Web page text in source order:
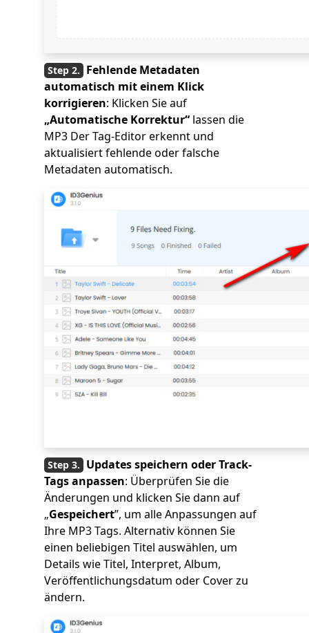
Fehlende Metadaten
automatisch mit einem Klick
korrigieren: Klicken Sie auf
„Automatische Korrektur“ lassen die
MP3 Der Tag-Editor erkennt und
aktualisiert fehlende oder falsche
Metadaten automatisch.
Updates speichern oder Track-
Tags anpassen: Überprüfen Sie die
Änderungen und klicken Sie dann auf
„Gespeichert”, um alle Anpassungen auf
Ihre MP3 Tags. Alternativ können Sie
einen beliebigen Titel auswählen, um
Details wie Titel, Interpret, Album,
Veröffentlichungsdatum oder Cover zu
ändern.